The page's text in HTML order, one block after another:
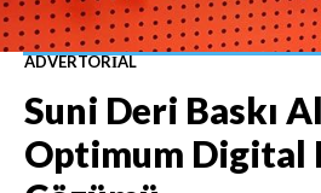
ADVERTORIAL
Suni Deri Baskı
Optimum Digital